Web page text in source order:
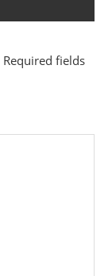
Required fields